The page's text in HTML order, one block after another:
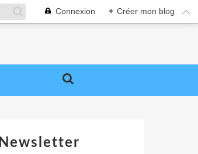
Connexion + Créer mon blog
Newsletter